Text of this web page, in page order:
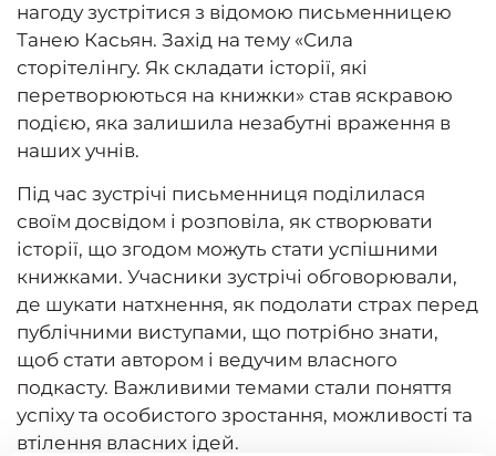
нагоду зустрітися з відомою письменницею
Танею Касьян. Захід на тему «Сила
сторітелінгу. Як складати історії, які
перетворюються на книжки» став яскравою
подією, яка залишила незабутні враження в
наших учнів.
Під час зустрічі письменниця поділилася
своїм досвідом і розповіла, як створювати
історії, що згодом можуть стати успішними
книжками. Учасники зустрічі обговорювали,
де шукати натхнення, як подолати страх перед
публічними виступами, що потрібно знати,
щоб стати автором і ведучим власного
подкасту. Важливими темами стали поняття
успіху та особистого зростання, можливості та
втілення власних ідей.